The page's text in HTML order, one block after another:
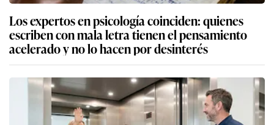
Los expertos en psicología coinciden: quienes
escriben con mala letra tienen el pensamiento
acelerado y no lo hacen por desinterés